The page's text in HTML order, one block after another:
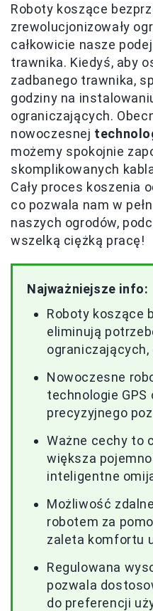
Roboty koszące
zrewolucjonizowały
całkowicie nasze
trawnika. Kiedyś, aby
zadbanego trawnika,
godziny na
ograniczających.
nowoczesnej
możemy spokojnie
skomplikowanych
Cały proces koszenia
co pozwala nam w
naszych ogrodów,
wszelką ciężką pracę!
Najważniejsze info:
Roboty koszące
eliminują
Nowoczesne
technologie GPS
precyzyjnego
Ważne cechy to
większa
inteligentne
Możliwość
robotem za
zaleta komfortu
Regulowana
pozwala
do preferencji